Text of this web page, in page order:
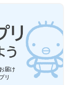
届け
リ